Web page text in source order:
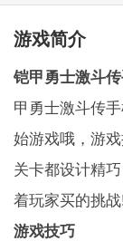
游戏简介
铠甲勇士激斗
甲勇士激斗传
始游戏哦，游
关卡都设计精
着玩家买的挑
游戏技巧